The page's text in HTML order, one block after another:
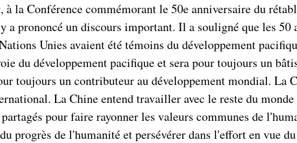
la Conférence commémorant le 50e anniversaire du
prononcé un discours important. Il a souligné que les 50
Unies avaient été témoins du développement
du développement pacifique et sera pour toujours un
toujours un contributeur au développement mondial. La
La Chine entend travailler avec le reste du
pour faire rayonner les valeurs communes de
de l'humanité et persévérer dans l'effort en vue